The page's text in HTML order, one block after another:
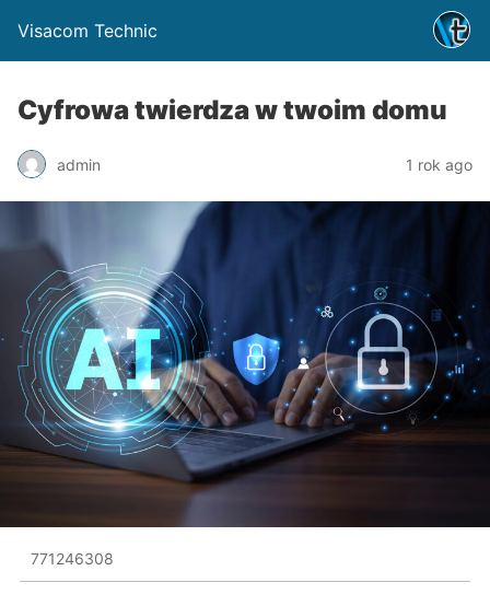
Visacom Technic
Cyfrowa twierdza w twoim domu
admin 1 rok ago
771246308